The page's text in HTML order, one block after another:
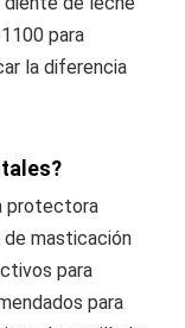
para
la diferencia
protectora
de masticación
para
para